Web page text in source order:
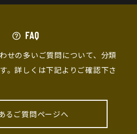
せの多いご質問について、分類
。詳しくは下記よりご確認下さ
るご質問ページへ